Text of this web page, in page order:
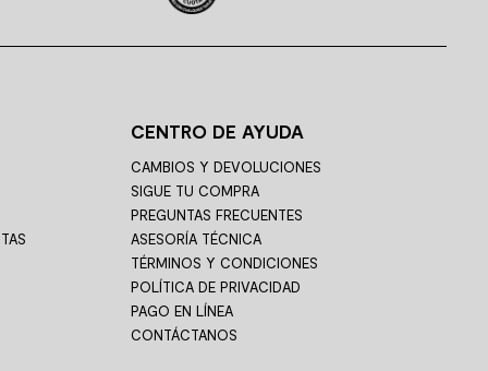
CENTRO DE AYUDA
CAMBIOS Y DEVOLUCIONES
SIGUE TU COMPRA
PREGUNTAS FRECUENTES
ASESORÍA TÉCNICA
TÉRMINOS Y CONDICIONES
POLÍTICA DE PRIVACIDAD
PAGO EN LÍNEA
CONTÁCTANOS